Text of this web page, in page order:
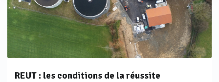
REUT : les conditions de la réussite